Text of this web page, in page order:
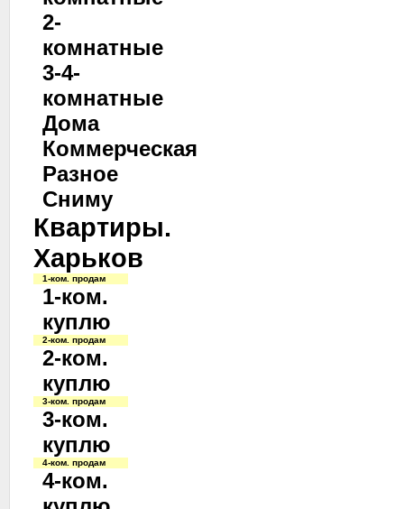
2-
комнатные
3-4-
комнатные
Дома
Коммерческая
Разное
Сниму
Квартиры.
Харьков
1-ком. продам
1-ком.
куплю
2-ком. продам
2-ком.
куплю
3-ком. продам
3-ком.
куплю
4-ком. продам
4-ком.